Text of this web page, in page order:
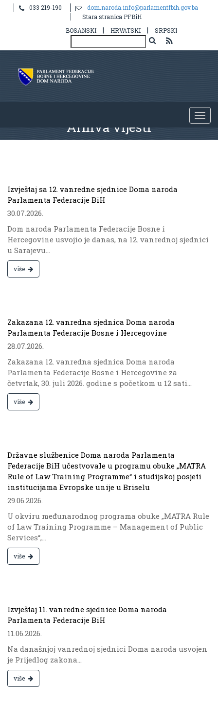
033 219-190
dom.naroda.info@parlamentfbih.gov.ba
Stara stranica PFBiH
BOSANSKI
| HRVATSKI | SRPSKI
Arhiva vijesti
Izvještaj sa 12. vanredne sjednice Doma naroda
Parlamenta Federacije BiH
30.07.2026.
Dom naroda Parlamenta Federacije Bosne i
Hercegovine usvojio je danas, na 12. vanrednoj sjednici
u Sarajevu...
više
Zakazana 12. vanredna sjednica Doma naroda
Parlamenta Federacije Bosne i Hercegovine
28.07.2026.
Zakazana 12. vanredna sjednica Doma naroda
Parlamenta Federacije Bosne i Hercegovine za
četvrtak, 30. juli 2026. godine s početkom u 12 sati...
više
Državne službenice Doma naroda Parlamenta
Federacije BiH učestvovale u programu obuke „MATRA
Rule of Law Training Programme“ i studijskoj posjeti
institucijama Evropske unije u Briselu
29.06.2026.
U okviru međunarodnog programa obuke „MATRA Rule
of Law Training Programme – Management of Public
Services“,...
više
Izvještaj 11. vanredne sjednice Doma naroda
Parlamenta Federacije BiH
11.06.2026.
Na današnjoj vanrednoj sjednici Doma naroda usvojen
je Prijedlog zakona...
više